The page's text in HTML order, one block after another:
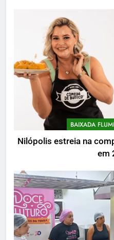
BAIXADA
Nilópolis estreia na
em